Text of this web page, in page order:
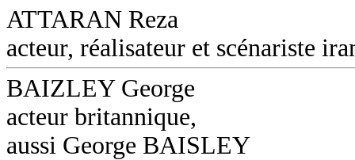
ATTARAN Reza
acteur, réalisateur et scénariste
BAIZLEY George
acteur britannique,
aussi George BAISLEY